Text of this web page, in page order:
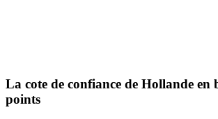
La cote de confiance de Hollande en
points